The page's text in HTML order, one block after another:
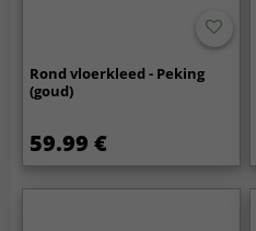
Rond vloerkleed - Peking
(goud)
59.99 €